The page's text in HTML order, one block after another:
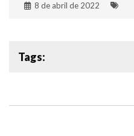
8 de abril de 2022
Tags: